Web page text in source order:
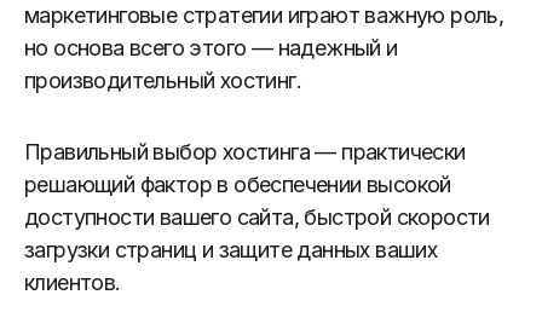
маркетинговые стратегии играют важную роль,
но основа всего этого — надежный и
производительный хостинг.
Правильный выбор хостинга — практически
решающий фактор в обеспечении высокой
доступности вашего сайта, быстрой скорости
загрузки страниц и защите данных ваших
клиентов.